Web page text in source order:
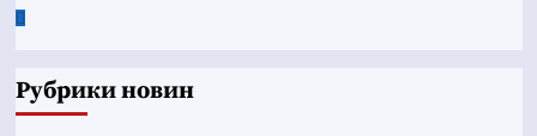
Google
Рубрики новин